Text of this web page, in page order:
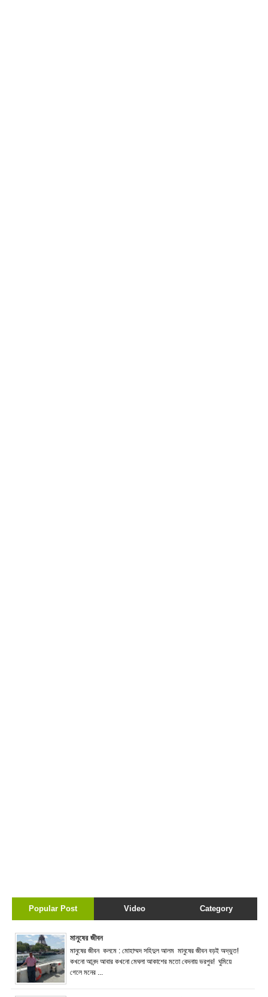
Popular Post Video Category
মানুষের জীবন
মানুষের জীবন কলমে : মোহাম্মদ সহিদুল আলম মানুষের জীবন বড়ই অদ্ভুত!
কখনো আনন্দ আবার কখনো মেঘলা আকাশের মতো বেদনায় ভরপুর! ঘুমিয়ে
গেলে মনের ...